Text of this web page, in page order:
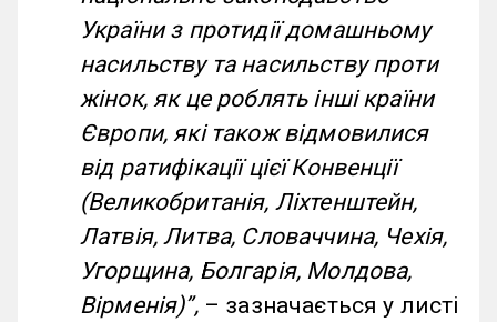
України з протидії домашньому
насильству та насильству проти
жінок, як це роблять інші країни
Європи, які також відмовилися
від ратифікації цієї Конвенції
(Великобританія, Ліхтенштейн,
Латвія, Литва, Словаччина, Чехія,
Угорщина, Болгарія, Молдова,
Вірменія)”,– зазначається у листі